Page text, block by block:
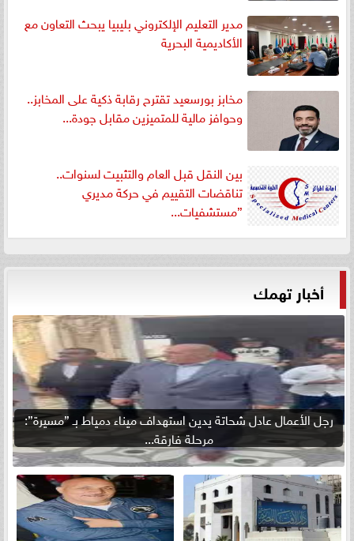
مدير التعليم الإلكتروني بليبيا يبحث التعاون مع
الأكاديمية البحرية
مخابز بورسعيد تقترح رقابة ذكية على المخابز..
وحوافز مالية للمتميزين مقابل جودة...
بين النقل قبل العام والتثبيت لسنوات..
تناقضات التقييم في حركة مديري
”مستشفيات...
أخبار تهمك
رجل الأعمال عادل شحاتة يدين استهداف ميناء دمياط بـ ”مسيرة”:
مرحلة فارقة...